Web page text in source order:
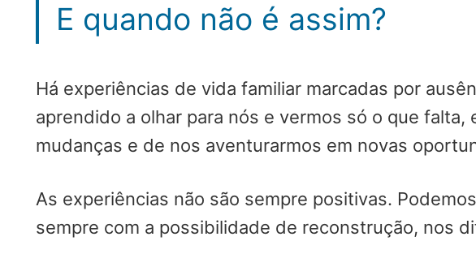
E quando não é assim?
Há experiências de vida familiar marcadas por
aprendido a olhar para nós e vermos só o que
mudanças e de nos aventurarmos em novas
As experiências não são sempre positivas.
sempre com a possibilidade de reconstrução, nos